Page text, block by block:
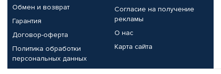
Обмен и возврат
Гарантия
Договор-оферта
Политика обработки
персональных данных
Согласие на получение
рекламы
О нас
Карта сайта